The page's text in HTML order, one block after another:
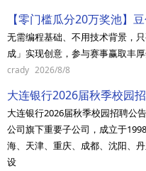
无需编程基础、不用技术背景，
成」实现创意，参与赛事赢取丰
crady 2026/8/8
大连银行2026届秋季校园
大连银行2026届秋季校园招聘公
公司旗下重要子公司，成立于
海、天津、重庆、成都、沈阳、
设